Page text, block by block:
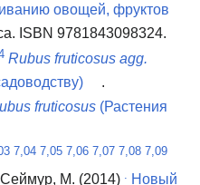
овощей, фруктов
ISBN 9781843098324.
Rubus fruticosus agg.
.
fruticosus (Растения
7,04 7,05 7,06 7,07 7,08 7,09
Сеймур, М. (2014)
Новый